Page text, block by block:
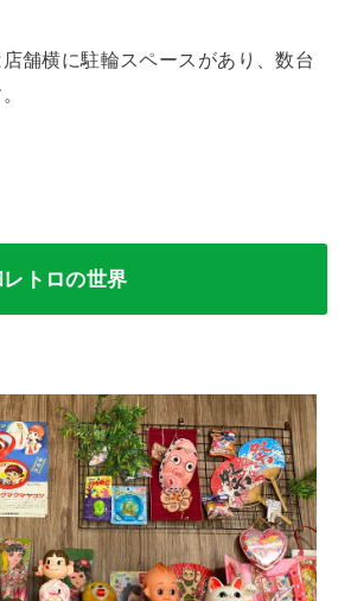
舗横に駐輪スペースがあり、数台
トロの世界